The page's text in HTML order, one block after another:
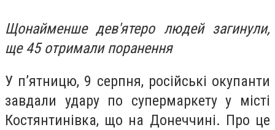
Щонайменше дев'ятеро людей загинули,
ще 45 отримали поранення
У п’ятницю, 9 серпня, російські окупанти
завдали удару по супермаркету у місті
Костянтинівка, що на Донеччині. Про це